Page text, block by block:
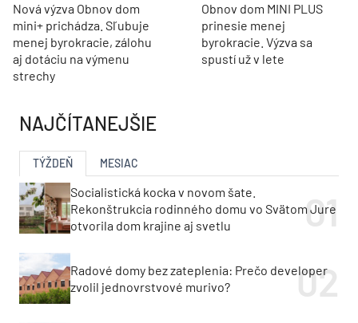
Nová výzva Obnov dom
mini+ prichádza. Sľubuje
menej byrokracie, zálohu
aj dotáciu na výmenu
strechy
Obnov dom MINI PLUS
prinesie menej
byrokracie. Výzva sa
spustí už v lete
NAJČÍTANEJŠIE
TÝŽDEŇ MESIAC
Socialistická kocka v novom šate.
Rekonštrukcia rodinného domu vo Svätom Jure
otvorila dom krajine aj svetlu
Radové domy bez zateplenia: Prečo developer
zvolil jednovrstvové murivo?